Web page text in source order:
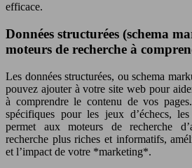
efficace.
Données structurées (schema
moteurs de recherche à
Les données structurées, ou schema
pouvez ajouter à votre site web pour
à comprendre le contenu de vos
spécifiques pour les jeux d’échecs,
permet aux moteurs de recherche
recherche plus riches et informatifs,
et l’impact de votre *marketing*.